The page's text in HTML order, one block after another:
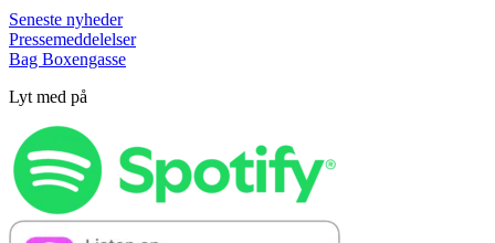
Seneste nyheder
Pressemeddelelser
Bag Boxengasse
Lyt med på